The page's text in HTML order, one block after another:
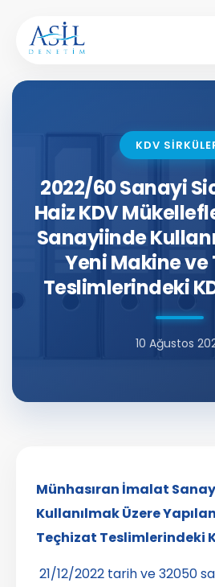
KDV
2022/60 Sanayi
Haiz KDV
Sanayiinde
Yeni Makine
Teslimlerindeki
10 Ağustos
Münhasıran İmalat
Kullanılmak Üzere
Teçhizat Teslimlerindeki
21/12/2022 tarih ve 32050